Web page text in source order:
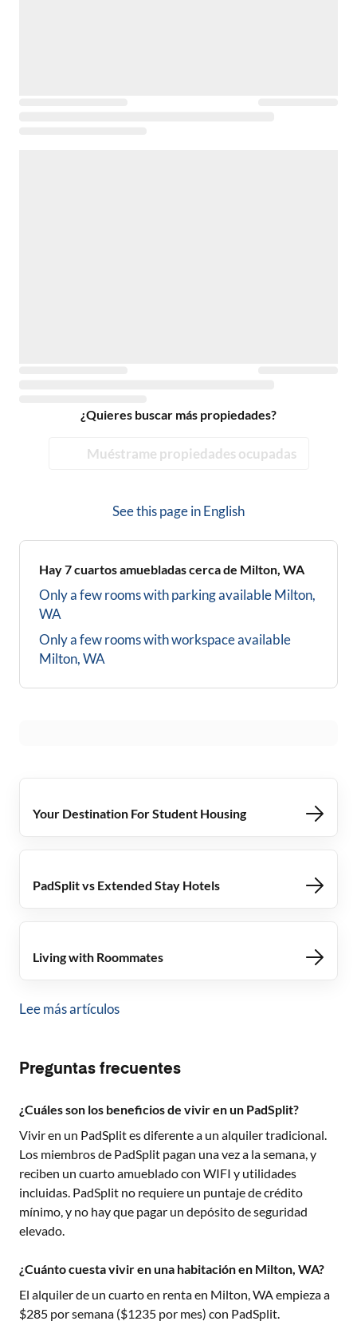
¿Quieres buscar más propiedades?
Muéstrame propiedades ocupadas
See this page inEnglish
Hay7cuartos amuebladas cerca de Milton, WA
Only a few rooms with parking availableMilton,
WA
Only a few rooms with workspace available
Milton, WA
Your Destination For Student Housing
PadSplit vs Extended Stay Hotels
Living with Roommates
Lee más artículos
Preguntas frecuentes
¿Cuáles son los beneficios de vivir en un PadSplit?
Vivir en un PadSplit es diferente a un alquiler tradicional.
Los miembros de PadSplit pagan una vez a la semana, y
reciben un cuarto amueblado con WIFI y utilidades
incluidas. PadSplit no requiere un puntaje de crédito
mínimo, y no hay que pagar un depósito de seguridad
elevado.
¿Cuánto cuesta vivir en una habitación en Milton, WA?
El alquiler de un cuarto en renta en Milton, WAempieza a
$285 por semana ($1235 por mes) con PadSplit.